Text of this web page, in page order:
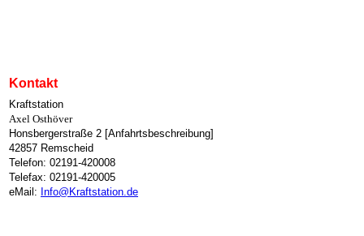
Kontakt
Kraftstation
Axel Osthöver
Honsbergerstraße 2 [Anfahrtsbeschreibung]
42857 Remscheid
Telefon: 02191-420008
Telefax: 02191-420005
eMail: Info@Kraftstation.de